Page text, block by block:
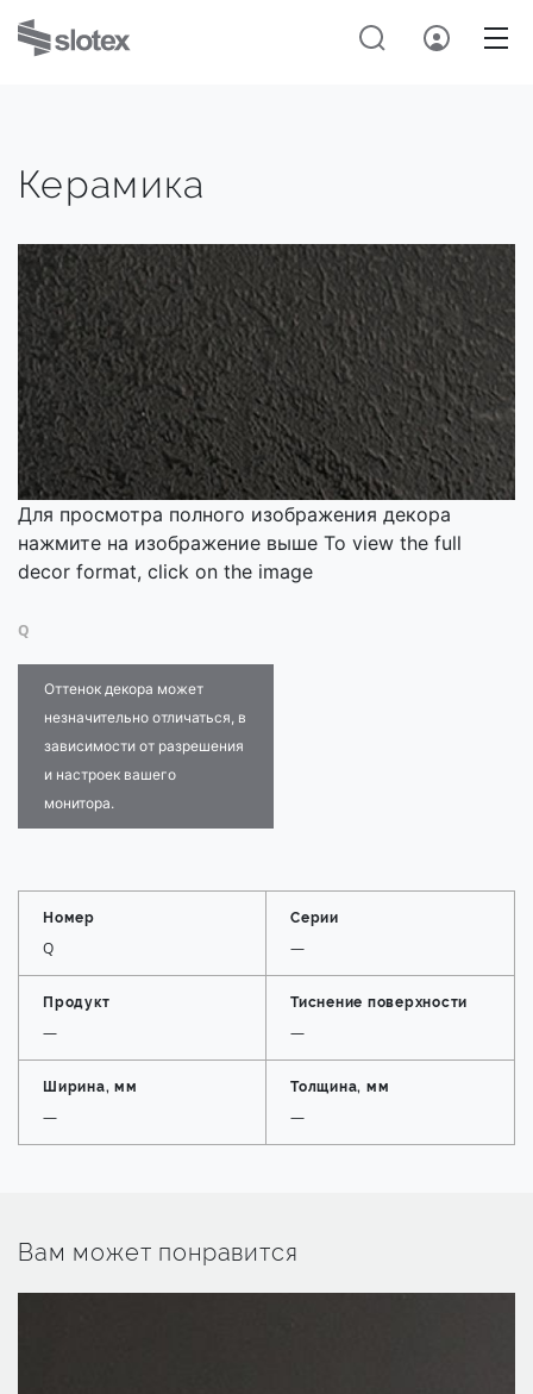
Керамика
Для просмотра полного изображения декора
нажмите на изображение выше To view the full
decor format, click on the image
Q
Оттенок декора может
незначительно отличаться, в
зависимости от разрешения
и настроек вашего
монитора.
Номер
Q
Серии
—
Продукт
—
Тиснение поверхности
—
Ширина, мм
—
Толщина, мм
—
Вам может понравится